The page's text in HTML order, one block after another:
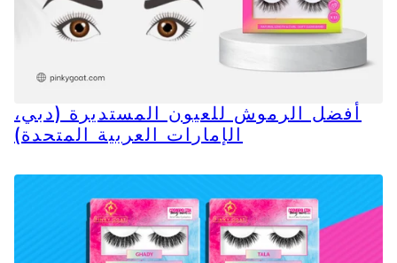
أفضل الرموش للعيون المستديرة (دبي،
الإمارات العربية المتحدة)